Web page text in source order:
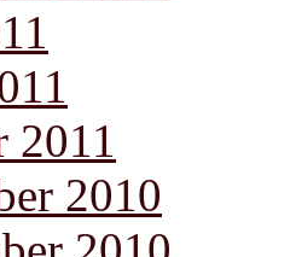
2011
2010